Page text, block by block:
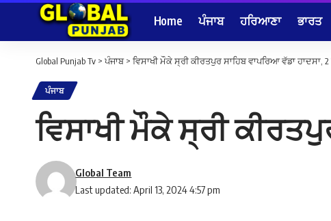
Home ਪੰਜਾਬ ਹਰਿਆਣਾ ਭਾਰਤ
Global Punjab Tv > ਪੰਜਾਬ> ਵਿਸਾਖੀ ਮੌਕੇ ਸ੍ਰੀ ਕੀਰਤਪੁਰ ਸਾਹਿਬ ਵਾਪਰਿਆ ਵੱਡਾ ਹਾਦਸਾ, 2
ਪੰਜਾਬ
ਵਿਸਾਖੀ ਮੌਕੇ ਸ੍ਰੀ
Last updated: April 13, 2024 4:57 pm
Global Team